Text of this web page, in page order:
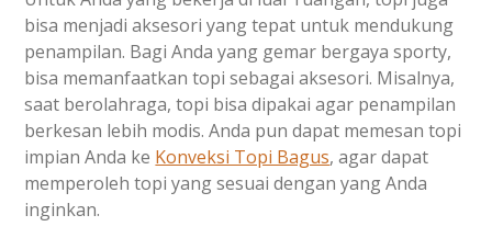
bisa menjadi aksesori yang tepat untuk mendukung
penampilan. Bagi Anda yang gemar bergaya sporty,
bisa memanfaatkan topi sebagai aksesori. Misalnya,
saat berolahraga, topi bisa dipakai agar penampilan
berkesan lebih modis. Anda pun dapat memesan topi
impian Anda ke Konveksi Topi Bagus, agar dapat
memperoleh topi yang sesuai dengan yang Anda
inginkan.